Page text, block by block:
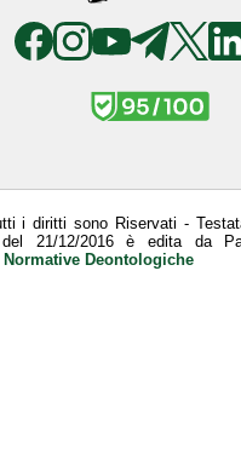
i diritti sono Riservati -
21/12/2016 è edita da
Normative Deontologiche